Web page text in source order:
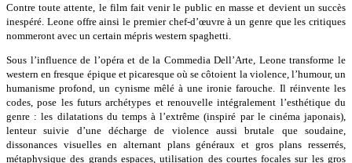
Contre toute attente, le film fait venir le public en masse et devient un succès
inespéré. Leone offre ainsi le premier chef-d’œuvre à un genre que les critiques
nommeront avec un certain mépris western spaghetti.
Sous l’influence de l’opéra et de la Commedia Dell’Arte, Leone transforme le
western en fresque épique et picaresque où se côtoient la violence, l’humour, un
humanisme profond, un cynisme mêlé à une ironie farouche. Il réinvente les
codes, pose les futurs archétypes et renouvelle intégralement l’esthétique du
genre : les dilatations du temps à l’extrême (inspiré par le cinéma japonais),
lenteur suivie d’une décharge de violence aussi brutale que soudaine,
dissonances visuelles en alternant plans généraux et gros plans resserrés,
métaphysique des grands espaces, utilisation des courtes focales sur les gros